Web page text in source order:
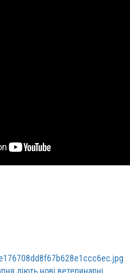
діють нові ветеринарні